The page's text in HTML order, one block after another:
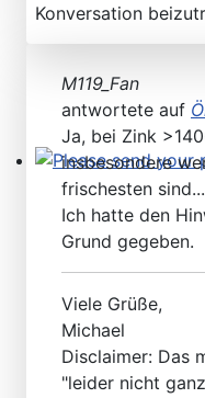
Please send your
Konversation
M119_Fan
antwortete auf
Ja, bei Zink
insbesondere
frischesten
Ich hatte den
Grund gegeben.
Viele Grüße,
Michael
Disclaimer: Das
"leider nicht